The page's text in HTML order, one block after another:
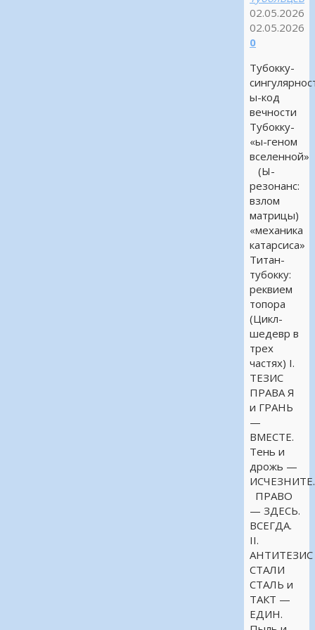
02.05.2026
02.05.2026
0
Тубокку-
ы-код
вечности
Тубокку-
«ы-геном
вселенной»
(Ы-
резонанс:
взлом
матрицы)
«механика
катарсиса»
Титан-
тубокку:
реквием
топора
(Цикл-
шедевр в
трех
частях) I.
ТЕЗИС
ПРАВА Я
и ГРАНЬ
—
ВМЕСТЕ.
Тень и
дрожь —
ИСЧЕЗНИТЕ.
ПРАВО
— ЗДЕСЬ.
ВСЕГДА.
II.
АНТИТЕЗИС
СТАЛИ
СТАЛЬ и
ТАКТ —
ЕДИН.